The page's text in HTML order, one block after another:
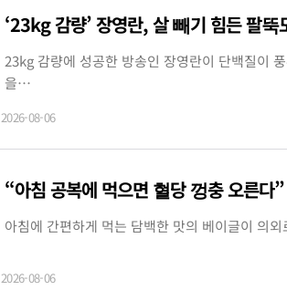
‘23kg 감량’ 장영란, 살 빼기 힘든 팔
23kg 감량에 성공한 방송인 장영란이 단백질이
을…
2026-08-06
“아침 공복에 먹으면 혈당 껑충 오른다
아침에 간편하게 먹는 담백한 맛의 베이글이 의
2026-08-06